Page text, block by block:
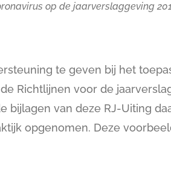
op de jaarverslaggeving
te geven bij het
Richtlijnen voor de
bijlagen van deze RJ-Uiting
opgenomen. Deze